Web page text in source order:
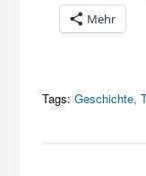
Mehr
Tags: Geschichte,